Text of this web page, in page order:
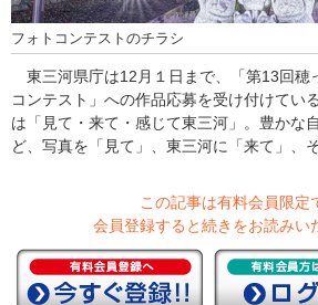
フォトコンテストのチラシ
東三河県庁は12月１日まで、「第13回穂
コンテスト」への作品応募を受け付けて
は「見て・来て・感じて東三河」。豊かな
ど、写真を「見て」、東三河に「来て」、
この記事は有料会員限定
会員登録すると続きをお読みい